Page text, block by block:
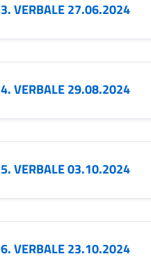
3. VERBALE 27.06.2024
4. VERBALE 29.08.2024
5. VERBALE 03.10.2024
6. VERBALE 23.10.2024